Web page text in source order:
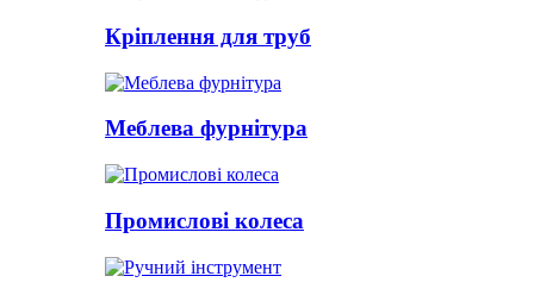
Кріплення для труб
Меблева фурнітура
Промислові колеса